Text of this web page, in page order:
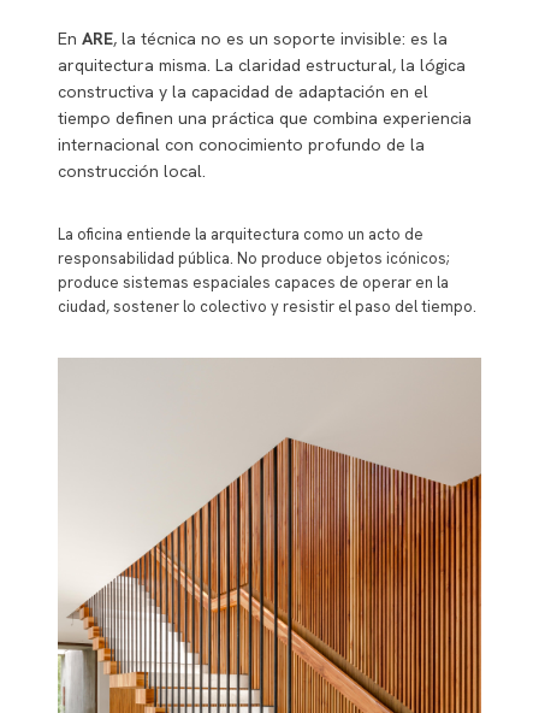
En ARE, la técnica no es un soporte invisible: es la
arquitectura misma. La claridad estructural, la lógica
constructiva y la capacidad de adaptación en el
tiempo definen una práctica que combina experiencia
internacional con conocimiento profundo de la
construcción local.
La oficina entiende la arquitectura como un acto de
responsabilidad pública. No produce objetos icónicos;
produce sistemas espaciales capaces de operar en la
ciudad, sostener lo colectivo y resistir el paso del tiempo.